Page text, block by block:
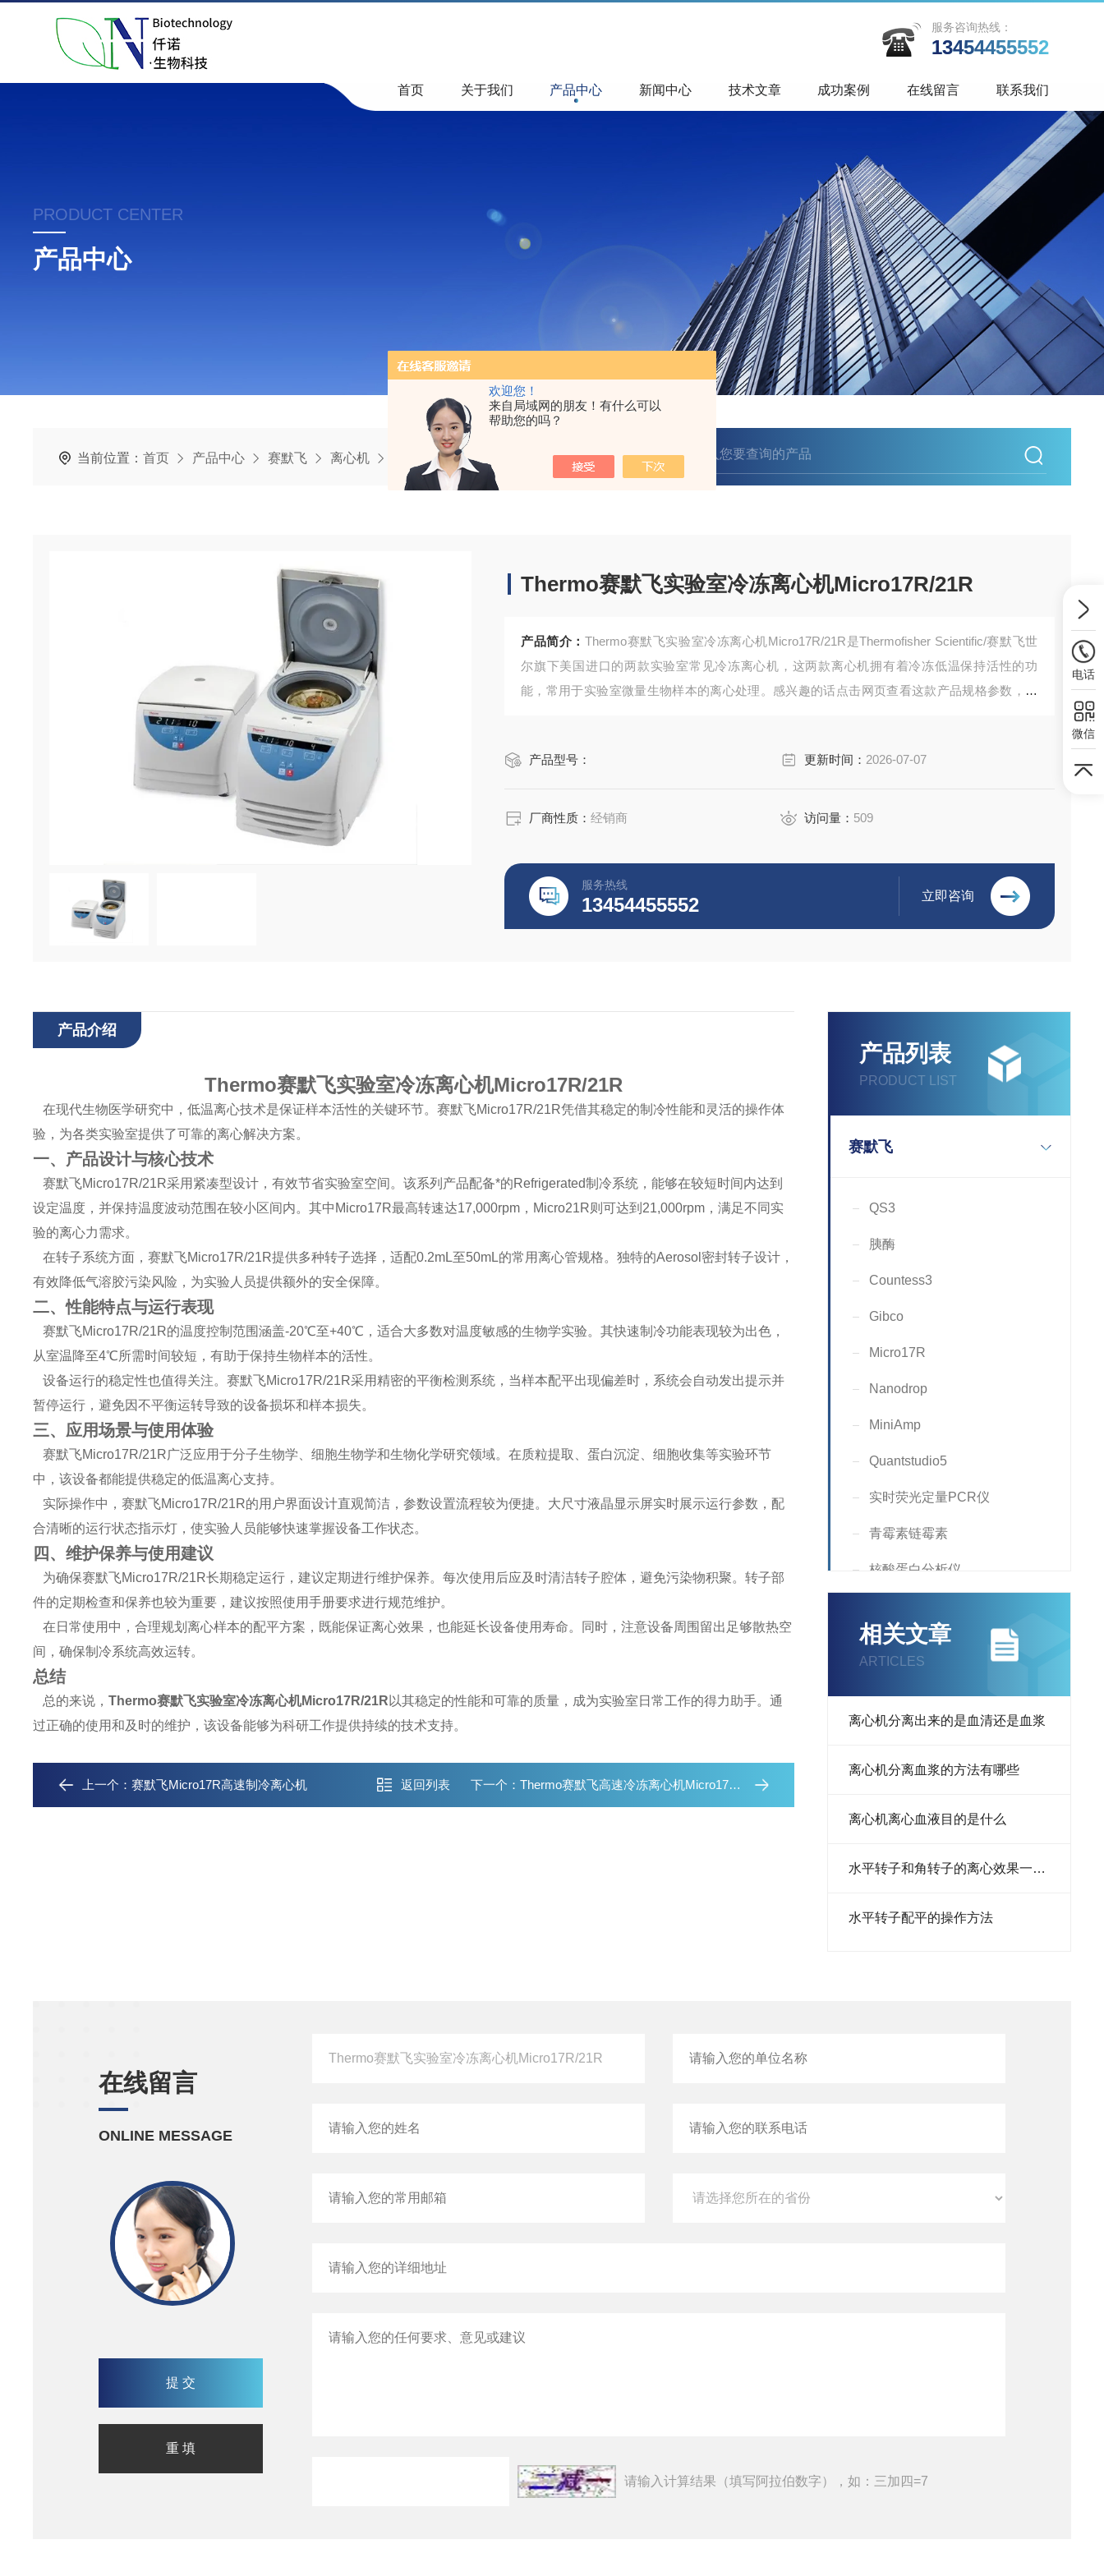
欢迎您！
来自局域网的朋友！有什么可以
帮助您的吗？
服务咨询热线：
13454455552
首页 关于我们 产品中心 新闻中心 技术文章 成功案例 在线留言 联系我们
PRODUCT CENTER
产品中心
当前位置： 首页 产品中心 赛默飞 离心机 Thermo赛默飞实验室冷冻离心机Micro17R/21R
Thermo赛默飞实验室冷冻离心机Micro17R/21R
产品简介：Thermo赛默飞实验室冷冻离心机Micro17R/21R是Thermofisher Scientific/赛默飞世
尔旗下美国进口的两款实验室常见冷冻离心机，这两款离心机拥有着冷冻低温保持活性的功
能，常用于实验室微量生物样本的离心处理。感兴趣的话点击网页查看这款产品规格参数，并
产品型号： 更新时间： 2026-07-07
厂商性质：经销商 访问量： 509
服务热线
13454455552 立即咨询
产品列表
PRODUCT LIST
赛默飞
QS3
胰酶
Countess3
Gibco
Micro17R
Nanodrop
MiniAmp
Quantstudio5
实时荧光定量PCR仪
青霉素链霉素
核酸蛋白分析仪
Countess
Supplement
荧光分析仪
相关文章
ARTICLES
离心机分离出来的是血清还是血浆
离心机分离血浆的方法有哪些
离心机离心血液目的是什么
水平转子和角转子的离心效果一样吗
水平转子配平的操作方法
产品介绍
Thermo赛默飞实验室冷冻离心机Micro17R/21R
在现代生物医学研究中，低温离心技术是保证样本活性的关键环节。赛默飞Micro17R/21R凭借其稳定的制冷性能和灵活的操作体
验，为各类实验室提供了可靠的离心解决方案。
一、产品设计与核心技术
赛默飞Micro17R/21R采用紧凑型设计，有效节省实验室空间。该系列产品配备*的Refrigerated制冷系统，能够在较短时间内达到
设定温度，并保持温度波动范围在较小区间内。其中Micro17R最高转速达17,000rpm，Micro21R则可达到21,000rpm，满足不同实
验的离心力需求。
在转子系统方面，赛默飞Micro17R/21R提供多种转子选择，适配0.2mL至50mL的常用离心管规格。独特的Aerosol密封转子设计，
有效降低气溶胶污染风险，为实验人员提供额外的安全保障。
二、性能特点与运行表现
赛默飞Micro17R/21R的温度控制范围涵盖-20℃至+40℃，适合大多数对温度敏感的生物学实验。其快速制冷功能表现较为出色，
从室温降至4℃所需时间较短，有助于保持生物样本的活性。
设备运行的稳定性也值得关注。赛默飞Micro17R/21R采用精密的平衡检测系统，当样本配平出现偏差时，系统会自动发出提示并
暂停运行，避免因不平衡运转导致的设备损坏和样本损失。
三、应用场景与使用体验
赛默飞Micro17R/21R广泛应用于分子生物学、细胞生物学和生物化学研究领域。在质粒提取、蛋白沉淀、细胞收集等实验环节
中，该设备都能提供稳定的低温离心支持。
实际操作中，赛默飞Micro17R/21R的用户界面设计直观简洁，参数设置流程较为便捷。大尺寸液晶显示屏实时展示运行参数，配
合清晰的运行状态指示灯，使实验人员能够快速掌握设备工作状态。
四、维护保养与使用建议
为确保赛默飞Micro17R/21R长期稳定运行，建议定期进行维护保养。每次使用后应及时清洁转子腔体，避免污染物积聚。转子部
件的定期检查和保养也较为重要，建议按照使用手册要求进行规范维护。
在日常使用中，合理规划离心样本的配平方案，既能保证离心效果，也能延长设备使用寿命。同时，注意设备周围留出足够散热空
间，确保制冷系统高效运转。
总结
总的来说， Thermo赛默飞实验室冷冻离心机Micro17R/21R 以其稳定的性能和可靠的质量，成为实验室日常工作的得力助手。通
过正确的使用和及时的维护，该设备能够为科研工作提供持续的技术支持。
上一个： 赛默飞Micro17R高速制冷离心机 返回列表 下一个： Thermo赛默飞高速冷冻离心机Micro17R/21R
在线留言
ONLINE MESSAGE
请输入计算结果（填写阿拉伯数字），如：三加四=7
电话
微信